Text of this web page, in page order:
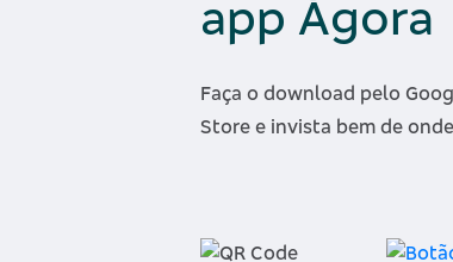
app Ágora
Faça o download pelo
Store e invista bem de